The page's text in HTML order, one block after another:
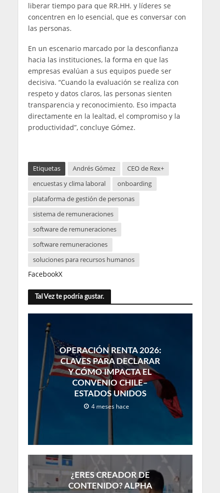
liberar tiempo para que RR.HH. y líderes se
concentren en lo esencial, que es conversar con
las personas.
En un escenario marcado por la desconfianza
hacia las instituciones, la forma en que las
empresas evalúan a sus equipos puede ser
decisiva. “Cuando la evaluación se realiza con
respeto y datos claros, las personas sienten
transparencia y reconocimiento. Eso impacta
directamente en la lealtad, el compromiso y la
productividad”, concluye Gómez.
Etiquetas Andrés Gómez
CEO de Rex+
encuestas y clima laboral
onboarding
plataforma de gestión de personas
sistema de remuneraciones
software de remuneraciones
software remuneraciones
soluciones para recursos humanos
FacebookX
Tal Vez te podría gustar.
OPERACIÓN RENTA 2026:
CLAVES PARA DECLARAR
Y CÓMO IMPACTA EL
CONVENIO CHILE–
ESTADOS UNIDOS
4 meses hace
¿ERES CREADOR DE
CONTENIDO? ALPHA